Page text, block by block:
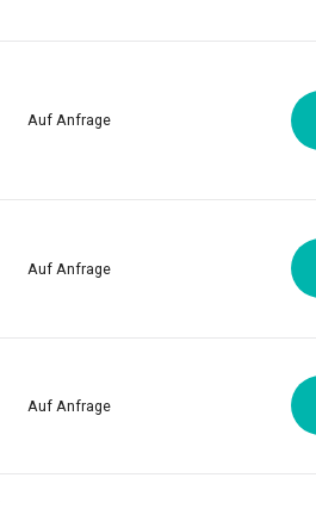
Auf Anfrage
Auf Anfrage
Auf Anfrage